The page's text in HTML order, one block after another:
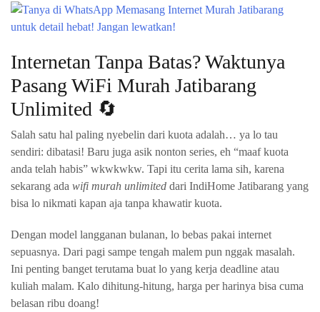
Internetan Tanpa Batas? Waktunya
Pasang WiFi Murah Jatibarang
Unlimited 🔄
Salah satu hal paling nyebelin dari kuota adalah… ya lo tau
sendiri: dibatasi! Baru juga asik nonton series, eh “maaf kuota
anda telah habis” wkwkwkw. Tapi itu cerita lama sih, karena
sekarang ada wifi murah unlimited dari IndiHome Jatibarang yang
bisa lo nikmati kapan aja tanpa khawatir kuota.
Dengan model langganan bulanan, lo bebas pakai internet
sepuasnya. Dari pagi sampe tengah malem pun nggak masalah.
Ini penting banget terutama buat lo yang kerja deadline atau
kuliah malam. Kalo dihitung-hitung, harga per harinya bisa cuma
belasan ribu doang!